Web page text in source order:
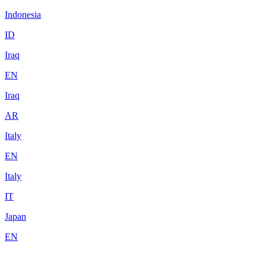
Indonesia
ID
Iraq
EN
Iraq
AR
Italy
EN
Italy
IT
Japan
EN